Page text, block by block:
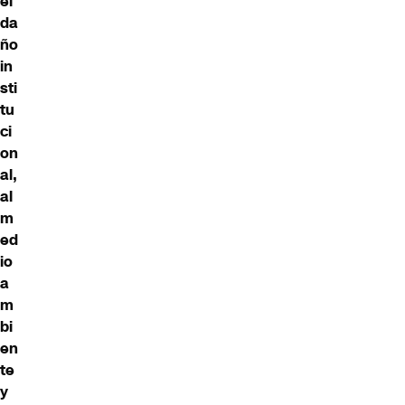
da
ño
in
sti
tu
ci
on
al,
al
m
ed
io
a
m
bi
en
te
y